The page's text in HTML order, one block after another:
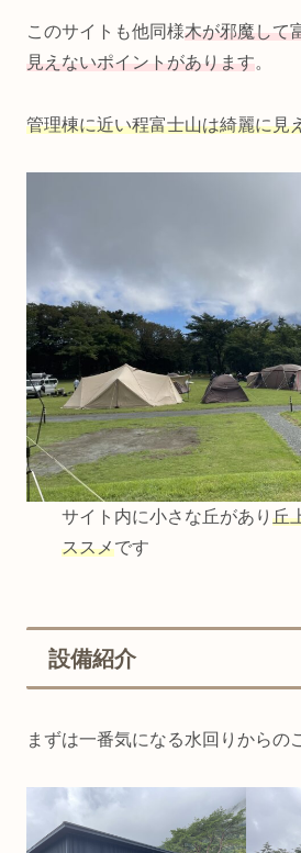
このサイトも他同様木が邪魔して
見えないポイントがあります。
管理棟に近い程富士山は綺麗に見
サイト内に小さな丘があり 丘
ススメです
設備紹介
まずは一番気になる水回りからの